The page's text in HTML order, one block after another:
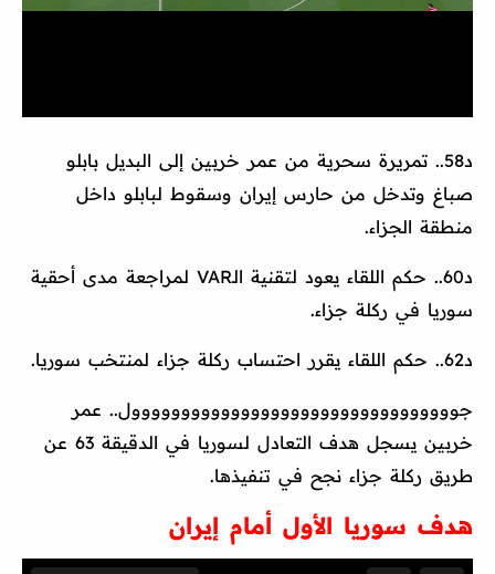
د58.. تمريرة سحرية من عمر خربين إلى البديل بابلو
صباغ وتدخل من حارس إيران وسقوط لبابلو داخل
منطقة الجزاء.
د60.. حكم اللقاء يعود لتقنية الـVAR لمراجعة مدى أحقية
سوريا في ركلة جزاء.
د62.. حكم اللقاء يقرر احتساب ركلة جزاء لمنتخب سوريا.
جووووووووووووووووووووووووووووووووول.. عمر
خربين يسجل هدف التعادل لسوريا في الدقيقة 63 عن
طريق ركلة جزاء نجح في تنفيذها.
هدف سوريا الأول أمام إيران